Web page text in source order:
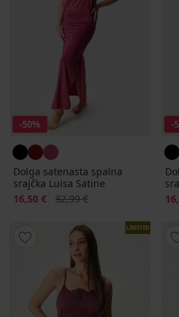
-50%
Dolga satenasta spalna
srajčka Luisa Satine
Popust
16,50 € Prvotna cena
32,99 €
-
LIMITED